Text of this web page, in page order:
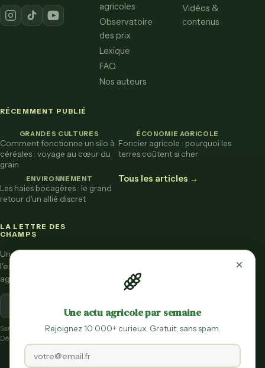
agricoles
Observatoire
des prix
Lexique
FAQ
Nos auteurs
Vidéos &
contenus
RÉCEMMENT PUBLIÉ
GRANDES CULTURES
Comment fonctionne un silo à
céréales : voyage au cœur du
grain
ÉCONOMIE AGRICOLE
Foncier agricole : pourquoi les
terres coûtent si cher
ENVIRONNEMENT
Les haies bocagères : le grand
retour d'un allié discret
Tous les articles →
LA LETTRE DES
CHAMPS
Une fois par mois,
l'essentiel de l'actu
agricole vulgarisée.
Sans spam.
Désinscription en un clic.
×
Une actu agricole par semaine
Rejoignez 10 000+ curieux. Gratuit, sans spam.